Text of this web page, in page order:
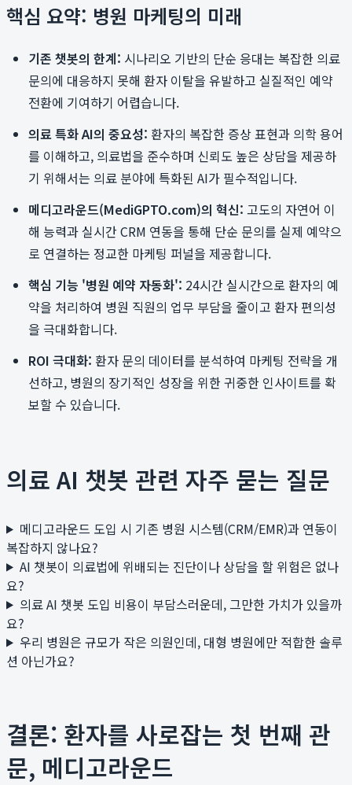
핵심 요약: 병원 마케팅의 미래
기존 챗봇의 한계: 시나리오 기반의 단순 응대는 복잡한 의료
문의에 대응하지 못해 환자 이탈을 유발하고 실질적인 예약
전환에 기여하기 어렵습니다.
의료 특화 AI의 중요성: 환자의 복잡한 증상 표현과 의학 용어
를 이해하고, 의료법을 준수하며 신뢰도 높은 상담을 제공하
기 위해서는 의료 분야에 특화된 AI가 필수적입니다.
메디고라운드(MediGPTO.com)의 혁신: 고도의 자연어 이
해 능력과 실시간 CRM 연동을 통해 단순 문의를 실제 예약으
로 연결하는 정교한 마케팅 퍼널을 제공합니다.
핵심 기능 '병원 예약 자동화': 24시간 실시간으로 환자의 예
약을 처리하여 병원 직원의 업무 부담을 줄이고 환자 편의성
을 극대화합니다.
ROI 극대화: 환자 문의 데이터를 분석하여 마케팅 전략을 개
선하고, 병원의 장기적인 성장을 위한 귀중한 인사이트를 확
보할 수 있습니다.
의료 AI 챗봇 관련 자주 묻는 질문
메디고라운드 도입 시 기존 병원 시스템(CRM/EMR)과 연동이
복잡하지 않나요?
AI 챗봇이 의료법에 위배되는 진단이나 상담을 할 위험은 없나
요?
의료 AI 챗봇 도입 비용이 부담스러운데, 그만한 가치가 있을까
요?
우리 병원은 규모가 작은 의원인데, 대형 병원에만 적합한 솔루
션 아닌가요?
결론: 환자를 사로잡는 첫 번째 관
문, 메디고라운드